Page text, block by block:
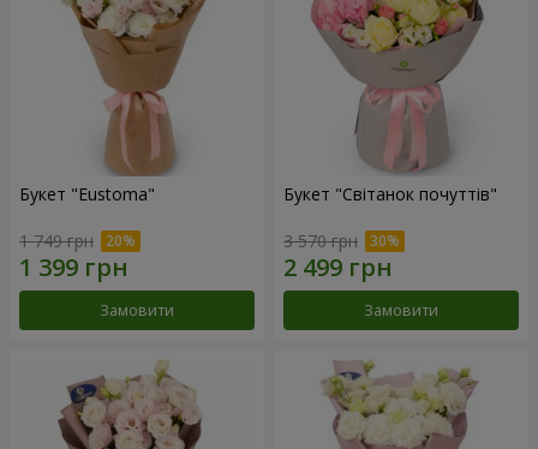
Букет "Eustoma"
1 749 грн
Замовити
Букет "Світанок почуттів"
3 570 грн
Замовити